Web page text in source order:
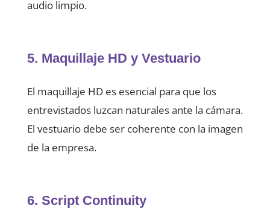
audio limpio.
5. Maquillaje HD y Vestuario
El maquillaje HD es esencial para que los
entrevistados luzcan naturales ante la cámara.
El vestuario debe ser coherente con la imagen
de la empresa.
6. Script Continuity